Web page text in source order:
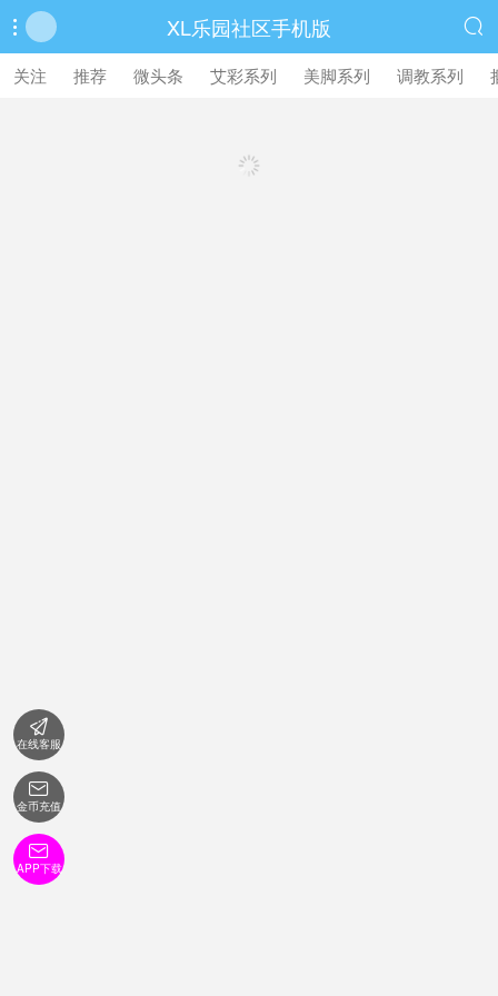
 XL乐园社区手机版 
关注 推荐 微头条 艾彩系列 美脚系列 调教系列
繁體中文版

在线客服

金币充值

APP下载